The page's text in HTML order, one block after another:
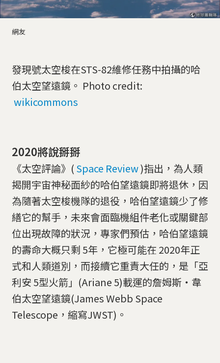
網友
發現號太空梭在STS-82維修任務中拍攝的哈
伯太空望遠鏡。 Photo credit:
wikicommons
2020將說掰掰
《太空評論》(Space Review)指出，為人類
揭開宇宙神秘面紗的哈伯望遠鏡即將退休，因
為隨著太空梭機隊的退役，哈伯望遠鏡少了修
繕它的幫手，未來會面臨機組件老化或關鍵部
位出現故障的狀況，專家們預估，哈伯望遠鏡
的壽命大概只剩 5年，它極可能在 2020年正
式和人類道別，而接續它重責大任的，是「亞
利安 5型火箭」(Ariane 5)載運的詹姆斯‧韋
伯太空望遠鏡(James Webb Space
Telescope，縮寫JWST)。